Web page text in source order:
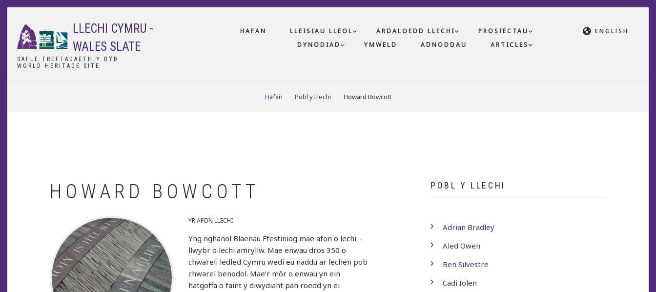
Skip
content
ENGLISH
LLECHI CYMRU -
WALES SLATE
SAFLE TREFTADAETH Y BYD
WORLD HERITAGE SITE
HAFAN LLEISIAU LLEOL ARDALOEDD LLECHI
PROSIECTAU
DYNODIAD
YMWELD ADNODDAU ARTICLES
Hafan Pobl y Llechi Howard Bowcott
HOWARD BOWCOTT
YR AFON LLECHI
Yng nghanol Blaenau Ffestiniog mae afon o lechi –
llwybr o lechi amryliw. Mae enwau dros 350 o
chwareli ledled Cymru wedi eu naddu ar lechen pob
chwarel benodol. Mae’r môr o enwau yn ein
hatgoffa o faint y diwydiant pan roedd yn ei
POBL Y LLECHI
Adrian Bradley
Aled Owen
Ben Silvestre
Cadi Iolen